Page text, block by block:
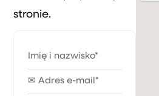
stronie.